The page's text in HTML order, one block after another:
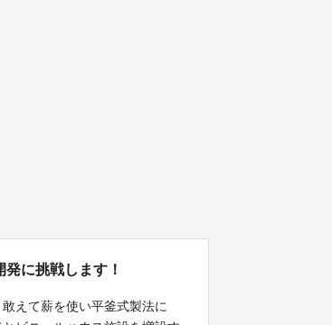
に挑戦します！
えて薪を使い平釜式製法に